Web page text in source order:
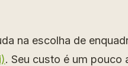
na escolha de
. Seu custo é um pouco